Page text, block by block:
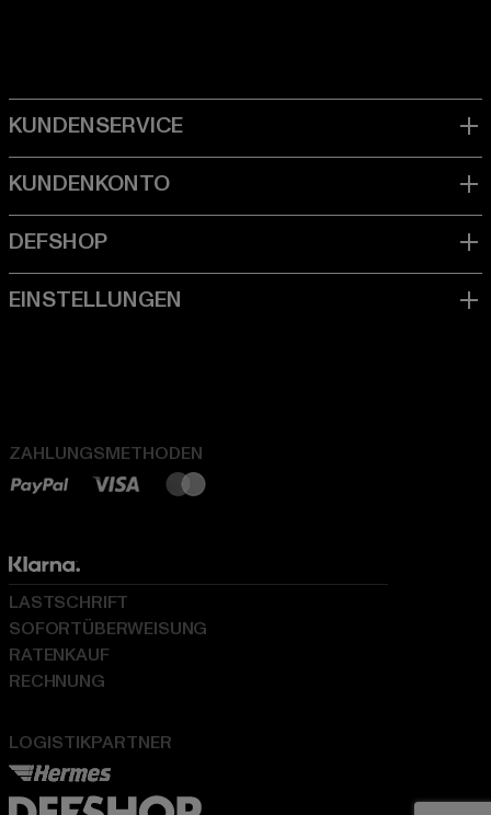
ZAHLUNGSMETHODEN
LOGISTIKPARTNER
LASTSCHRIFT
SOFORTÜBERWEISUNG
RATENKAUF
RECHNUNG